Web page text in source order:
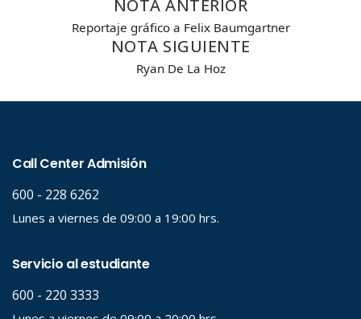
NOTA ANTERIOR
Reportaje gráfico a Felix Baumgartner
NOTA SIGUIENTE
Ryan De La Hoz